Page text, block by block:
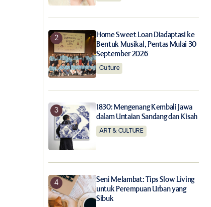
Home Sweet Loan Diadaptasi ke
Bentuk Musikal, Pentas Mulai 30
September 2026
Culture
1830: Mengenang Kembali Jawa
dalam Untaian Sandang dan Kisah
ART & CULTURE
Seni Melambat: Tips Slow Living
untuk Perempuan Urban yang
Sibuk